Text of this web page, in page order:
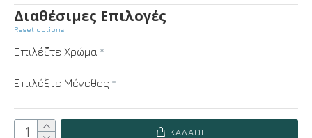
Διαθέσιμες Επιλογές
Reset options
Επιλέξτε Χρώμα
Επιλέξτε Μέγεθος
ΚΑΛΆΘΙ